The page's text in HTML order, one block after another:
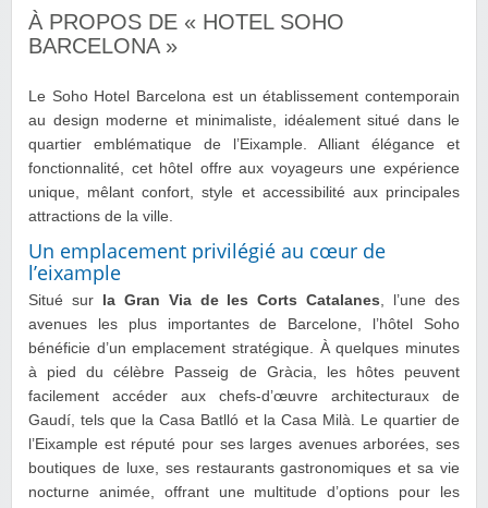
À PROPOS DE « HOTEL SOHO
BARCELONA »
Le Soho Hotel Barcelona est un établissement contemporain
au design moderne et minimaliste, idéalement situé dans le
quartier emblématique de l’Eixample. Alliant élégance et
fonctionnalité, cet hôtel offre aux voyageurs une expérience
unique, mêlant confort, style et accessibilité aux principales
attractions de la ville.
Un emplacement privilégié au cœur de
l’eixample
Situé sur la Gran Via de les Corts Catalanes, l’une des
avenues les plus importantes de Barcelone, l’hôtel Soho
bénéficie d’un emplacement stratégique. À quelques minutes
à pied du célèbre Passeig de Gràcia, les hôtes peuvent
facilement accéder aux chefs-d’œuvre architecturaux de
Gaudí, tels que la Casa Batlló et la Casa Milà. Le quartier de
l’Eixample est réputé pour ses larges avenues arborées, ses
boutiques de luxe, ses restaurants gastronomiques et sa vie
nocturne animée, offrant une multitude d’options pour les